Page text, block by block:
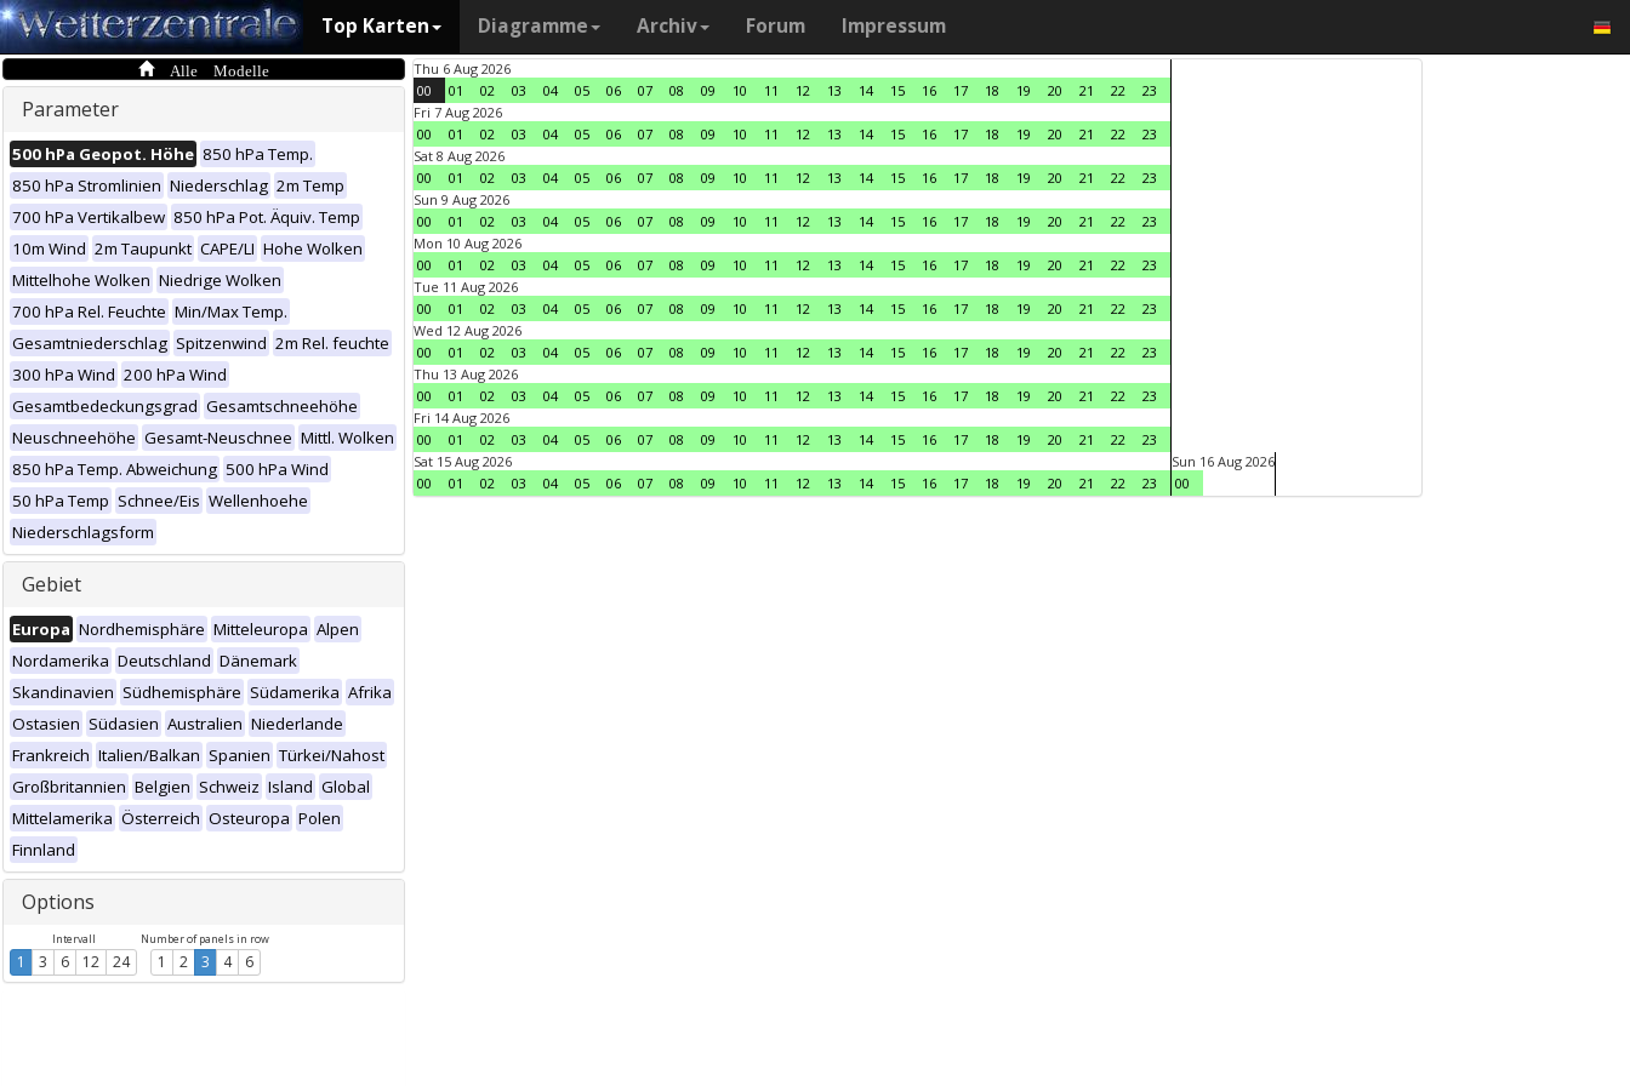
Top Karten Diagramme Archiv Forum Impressum
Alle Modelle
Parameter
500 hPa Geopot. Höhe 850 hPa Temp.
850 hPa Stromlinien Niederschlag 2m Temp
700 hPa Vertikalbew 850 hPa Pot. Äquiv. Temp
10m Wind 2m Taupunkt CAPE/LI Hohe Wolken
Mittelhohe Wolken Niedrige Wolken
700 hPa Rel. Feuchte Min/Max Temp.
Gesamtniederschlag Spitzenwind 2m Rel. feuchte
300 hPa Wind 200 hPa Wind
Gesamtbedeckungsgrad Gesamtschneehöhe
Neuschneehöhe Gesamt-Neuschnee Mittl. Wolken
850 hPa Temp. Abweichung 500 hPa Wind
50 hPa Temp Schnee/Eis Wellenhoehe
Niederschlagsform
Gebiet
Europa Nordhemisphäre Mitteleuropa Alpen
Nordamerika Deutschland Dänemark
Skandinavien Südhemisphäre Südamerika Afrika
Ostasien Südasien Australien Niederlande
Frankreich Italien/Balkan Spanien Türkei/Nahost
Großbritannien Belgien Schweiz Island Global
Mittelamerika Österreich Osteuropa Polen
Finnland
Options
Intervall
1 3 6 12 24
Number of panels in row
1 2 3 4 6
Thu 6 Aug 2026
00
01 02 03 04 05 06 07 08 09 10 11 12 13 14 15 16 17 18 19 20 21 22
23
Fri 7 Aug 2026
00
01 02 03 04 05 06 07 08 09 10 11 12 13 14 15 16 17 18 19 20 21 22
23
Sat 8 Aug 2026
00
01 02 03 04 05 06 07 08 09 10 11 12 13 14 15 16 17 18 19 20 21 22
23
Sun 9 Aug 2026
00
01 02 03 04 05 06 07 08 09 10 11 12 13 14 15 16 17 18 19 20 21 22
23
Mon 10 Aug 2026
00
01 02 03 04 05 06 07 08 09 10 11 12 13 14 15 16 17 18 19 20 21 22
23
Tue 11 Aug 2026
00
01 02 03 04 05 06 07 08 09 10 11 12 13 14 15 16 17 18 19 20 21 22
23
Wed 12 Aug 2026
00
01 02 03 04 05 06 07 08 09 10 11 12 13 14 15 16 17 18 19 20 21 22
23
Thu 13 Aug 2026
00
01 02 03 04 05 06 07 08 09 10 11 12 13 14 15 16 17 18 19 20 21 22
23
Fri 14 Aug 2026
00
01 02 03 04 05 06 07 08 09 10 11 12 13 14 15 16 17 18 19 20 21 22
23
Sat 15 Aug 2026
00
01 02 03 04 05 06 07 08 09 10 11 12 13 14 15 16 17 18 19 20 21 22 23
Sun 16 Aug 2026
00